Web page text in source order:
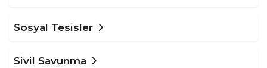
Sosyal Tesisler
Sivil Savunma